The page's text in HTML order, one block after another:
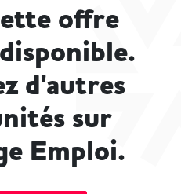
offre
d'autres
sur
Emploi.